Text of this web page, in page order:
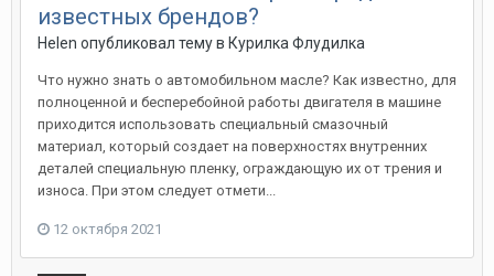
известных брендов?
Helen опубликовал тему в Курилка Флудилка
Что нужно знать о автомобильном масле? Как известно, для
полноценной и бесперебойной работы двигателя в машине
приходится использовать специальный смазочный
материал, который создает на поверхностях внутренних
деталей специальную пленку, ограждающую их от трения и
износа. При этом следует отмети...
12 октября 2021